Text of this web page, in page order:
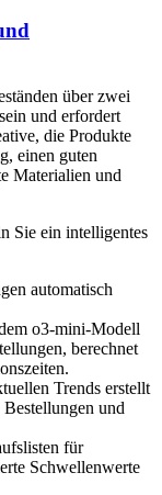
über zwei
und erfordert
die Produkte
einen guten
Materialien und
Sie ein intelligentes
automatisch
o3-mini-Modell
berechnet
Trends erstellt
und
für
Schwellenwerte